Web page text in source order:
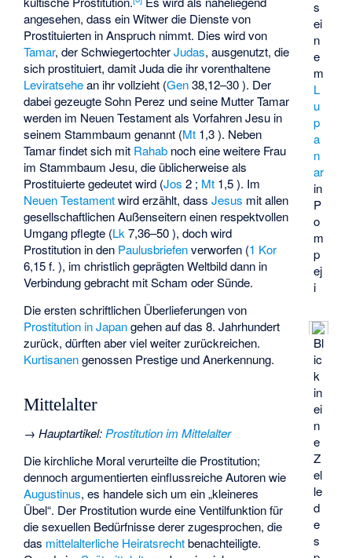
s
ei
n
e
m
L
u
p
a
n
ar
in
P
o
m
p
ej
i
Bl
ic
k
in
ei
n
e
Z
el
le
d
e
s
angesehen, dass ein Witwer die Dienste von
Prostituierten in Anspruch nimmt. Dies wird von
Tamar, der SchwiegertochterJudas, ausgenutzt, die
sich prostituiert, damit Juda die ihr vorenthaltene
Leviratsehean ihr vollzieht (Gen38,12–30 ). Der
dabei gezeugte Sohn Perez und seine Mutter Tamar
werden im Neuen Testament als Vorfahren Jesu in
seinem Stammbaum genannt (Mt 1,3 ). Neben
Tamar findet sich mit Rahab noch eine weitere Frau
im Stammbaum Jesu, die üblicherweise als
Prostituierte gedeutet wird (Jos 2 ; Mt 1,5 ). Im
Neuen Testamentwird erzählt, dassJesus mit allen
gesellschaftlichen Außenseitern einen respektvollen
Umgang pflegte (Lk 7,36–50 ), doch wird
Prostitution in den Paulusbriefenverworfen (1 Kor
6,15 f. ), im christlich geprägten Weltbild dann in
Verbindung gebracht mit Scham oder Sünde.
Die ersten schriftlichen Überlieferungen von
Prostitution in Japangehen auf das 8. Jahrhundert
zurück, dürften aber viel weiter zurückreichen.
Kurtisanengenossen Prestige und Anerkennung.
Mittelalter
→Hauptartikel:Prostitution im Mittelalter
Die kirchliche Moral verurteilte die Prostitution;
dennoch argumentierten einflussreiche Autoren wie
Augustinus, es handele sich um ein „kleineres
Übel“. Der Prostitution wurde eine Ventilfunktion für
die sexuellen Bedürfnisse derer zugesprochen, die
das mittelalterliche Heiratsrechtbenachteiligte.